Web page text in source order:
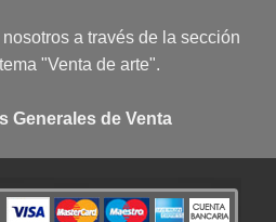
a través de la sección
"Venta de arte".
Generales de Venta